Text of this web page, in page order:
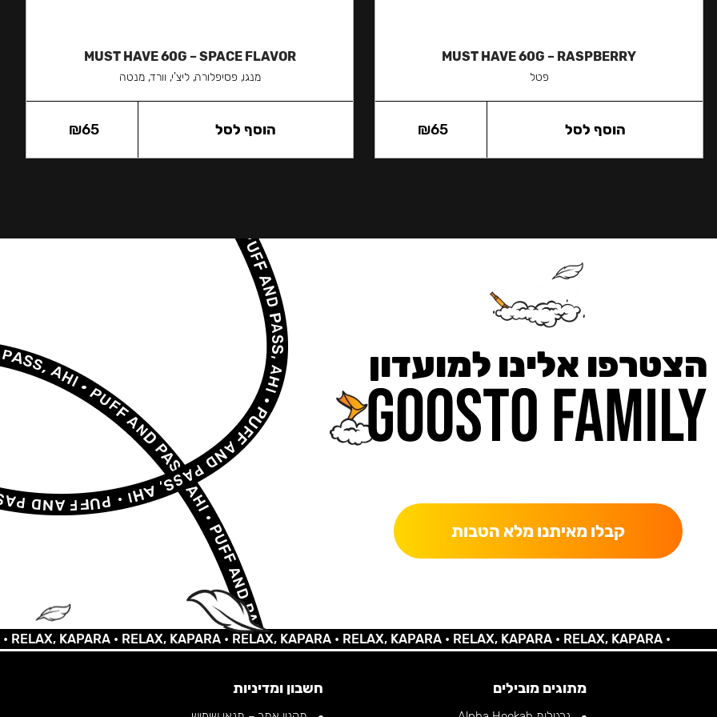
MUST HAVE 60G – RASPBERRY
פטל
₪65 הוסף לסל
MUST HAVE 60G – SPACE FLAVOR
מנגו, פסיפלורה, ליצ'י, וורד, מנטה
₪65 הוסף לסל
הצטרפו אלינו למועדון
קבלו מאיתנו מלא הטבות
KAPARA •RELAX, KAPARA •RELAX, KAPARA •RELAX, KAPARA •RELAX, KAPARA •RELAX, KAPARA •
מתוגים מובילים חשבון ומדיניות